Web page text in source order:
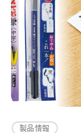
製品情報